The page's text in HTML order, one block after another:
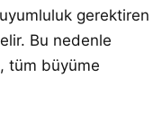
gerektiren
Bu nedenle
tüm büyüme